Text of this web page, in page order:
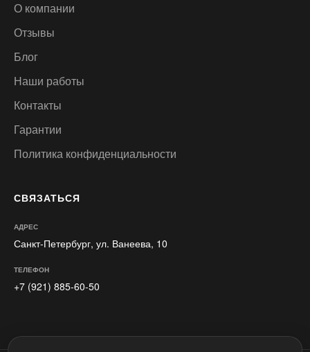
О компании
Отзывы
Блог
Наши работы
Контакты
Гарантии
Политика конфиденциальности
СВЯЗАТЬСЯ
АДРЕС
Санкт-Петербург, ул. Ванеева, 10
ТЕЛЕФОН
+7 (921) 885-60-50